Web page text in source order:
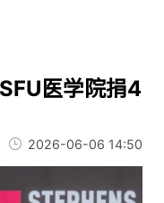
医学院捐4
2026-06-06 14:50